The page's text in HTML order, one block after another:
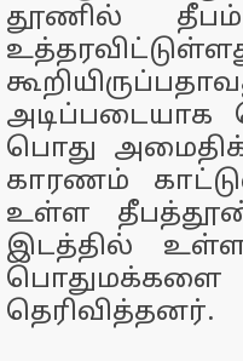
தூணில்
அடிப்படையாக
பொது
காரணம்
உள்ள
இடத்தில்
பொதுமக்களை
தெரிவித்தனர்.